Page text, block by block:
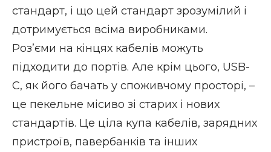
стандарт, і що цей стандарт зрозумілий і
дотримується всіма виробниками.
Роз’єми на кінцях кабелів можуть
підходити до портів. Але крім цього, USB-
C, як його бачать у споживчому просторі, –
це пекельне місиво зі старих і нових
стандартів. Це ціла купа кабелів, зарядних
пристроїв, павербанків та інших